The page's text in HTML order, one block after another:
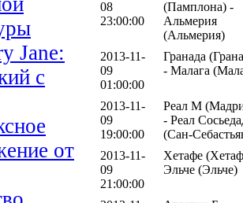
Jane:
с
от
08
23:00:00
(Памплона) -
Альмерия
(Альмерия)
2013-11-
09
01:00:00
Гранада
- Малага
2013-11-
09
19:00:00
Реал М
- Реал
(Сан-
2013-11-
09
21:00:00
Хетафе
Эльче (Эльче)